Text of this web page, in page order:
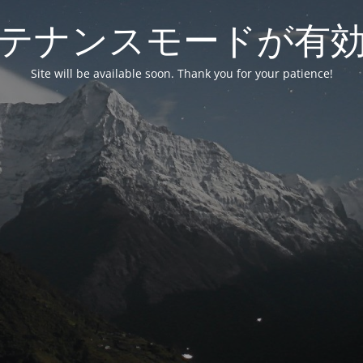
ナンスモードが有
Site will be available soon. Thank you for your patience!